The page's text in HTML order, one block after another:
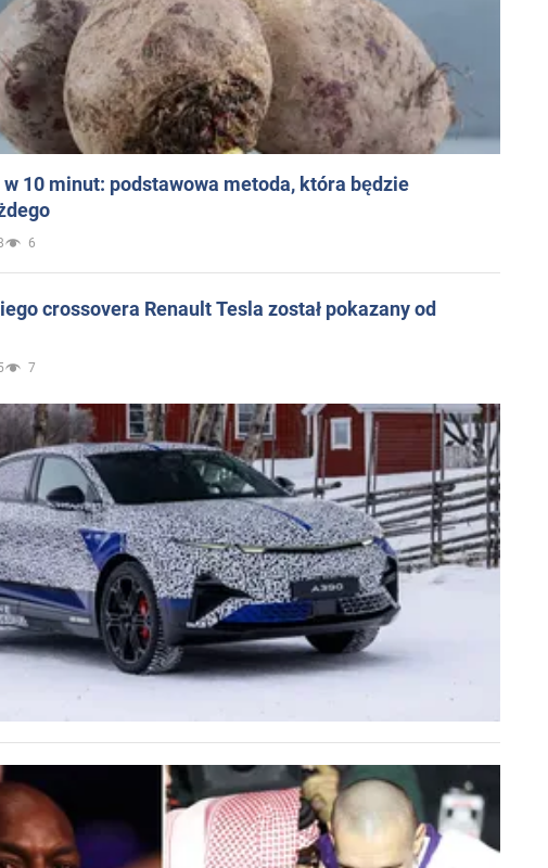
10 minut: podstawowa metoda, która będzie
6
crossovera Renault Tesla został pokazany od
7